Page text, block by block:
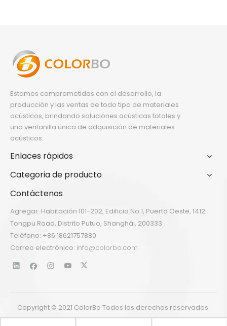
Estamos comprometidos con el desarrollo, la
producción y las ventas de todo tipo de materiales
acústicos, brindando soluciones acústicas totales y
una ventanilla única de adquisición de materiales
acústicos.
Enlaces rápidos
Categoria de producto
Contáctenos
Agregar: Habitación 101-202, Edificio No.1, Puerta Oeste, 1412
Tongpu Road, Distrito Putuo, Shanghái, 200333
Teléfono: +86 18621757880
Correo electrónico: info@colorbo.com
Copyright © 2021 ColorBo Todos los derechos reservados.